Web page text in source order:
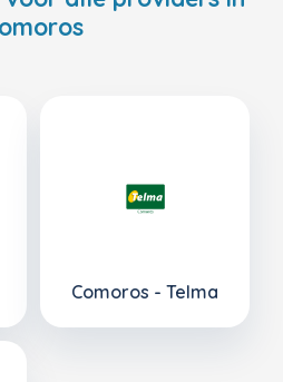
Comoros - Telma